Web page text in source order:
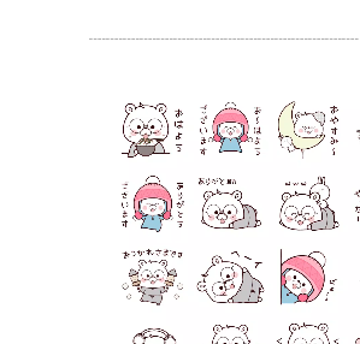
┈┈┈┈┈┈┈┈┈┈┈┈┈┈┈┈